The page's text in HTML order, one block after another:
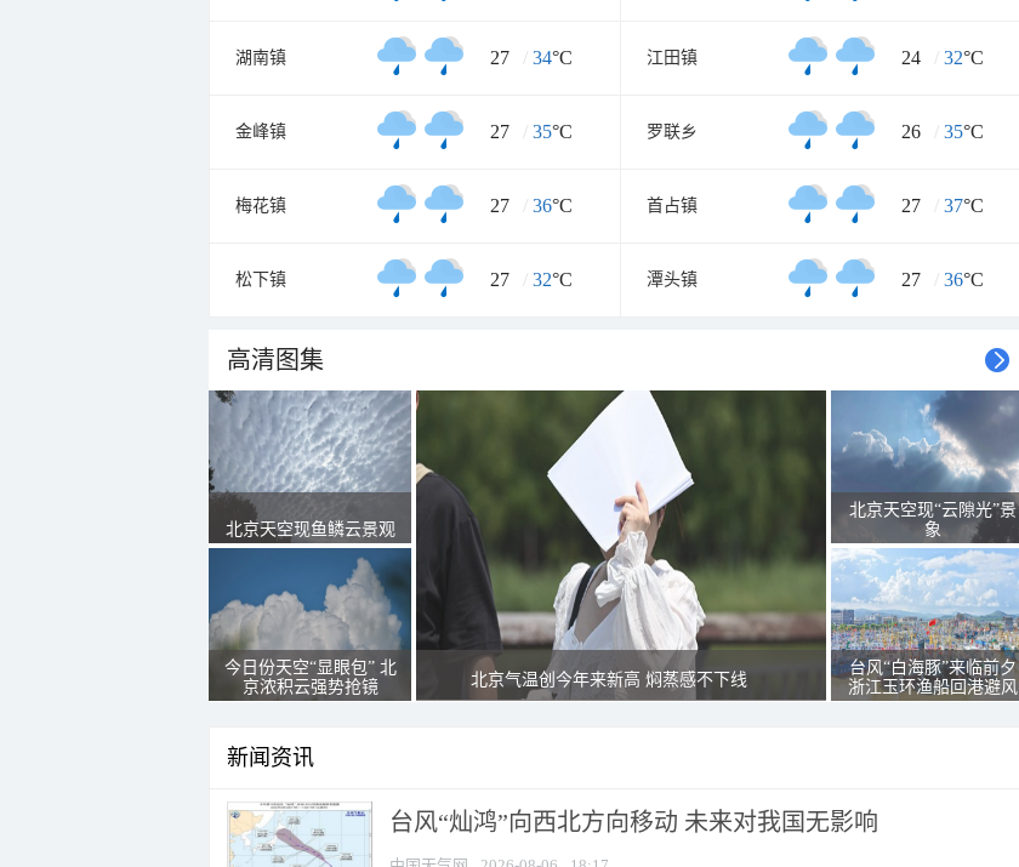
湖南镇 27 / 34°C 江田镇 24 / 32°C
金峰镇 27 / 35°C 罗联乡 26 / 35°C
梅花镇 27 / 36°C 首占镇 27 / 37°C
松下镇 27 / 32°C 潭头镇 27 / 36°C
高清图集
北京天空现鱼鳞云景观
今日份天空“显眼包” 北
京浓积云强势抢镜
北京气温创今年来新高 焖蒸感不下线
北京天空现“云隙光”景
象
台风“白海豚”来临前夕
浙江玉环渔船回港避风
新闻资讯
台风“灿鸿”向西北方向移动 未来对我国无影响